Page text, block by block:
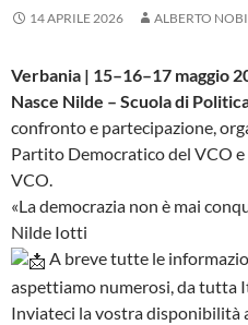
14 APRILE 2026 ALBERTO
Verbania | 15–16–17 maggio
Nasce Nilde – Scuola di
confronto e partecipazione,
Partito Democratico del VCO
VCO.
«La democrazia non è mai
Nilde Iotti
A breve tutte le
aspettiamo numerosi, da tutta
Inviateci la vostra disponibilità